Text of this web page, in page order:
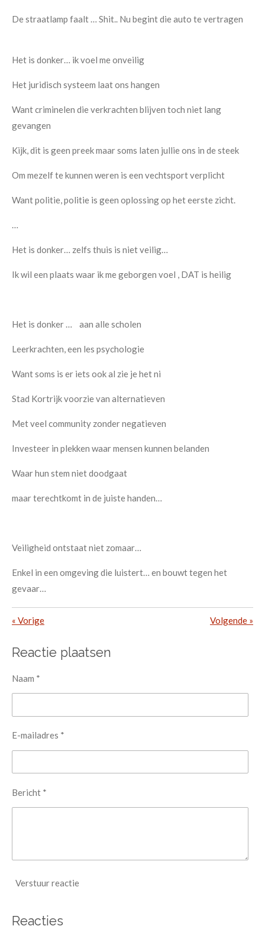
De straatlamp faalt … Shit.. Nu begint die auto te vertragen
Het is donker… ik voel me onveilig
Het juridisch systeem laat ons hangen
Want criminelen die verkrachten blijven toch niet lang
gevangen
Kijk, dit is geen preek maar soms laten jullie ons in de steek
Om mezelf te kunnen weren is een vechtsport verplicht
Want politie, politie is geen oplossing op het eerste zicht.
Het is donker… zelfs thuis is niet veilig…
Ik wil een plaats waar ik me geborgen voel , DAT is heilig
Het is donker … aan alle scholen
Leerkrachten, een les psychologie
Want soms is er iets ook al zie je het ni
Stad Kortrijk voorzie van alternatieven
Met veel community zonder negatieven
Investeer in plekken waar mensen kunnen belanden
Waar hun stem niet doodgaat
maar terechtkomt in de juiste handen…
Veiligheid ontstaat niet zomaar…
Enkel in een omgeving die luistert… en bouwt tegen het
gevaar…
« Vorige Volgende »
Reactie plaatsen
Naam *
E-mailadres *
Bericht *
Verstuur reactie
Reacties